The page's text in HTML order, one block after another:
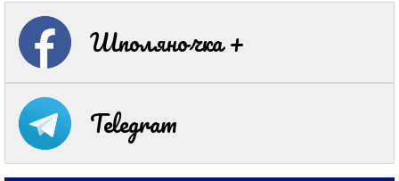
Шполяночка +
Telegram